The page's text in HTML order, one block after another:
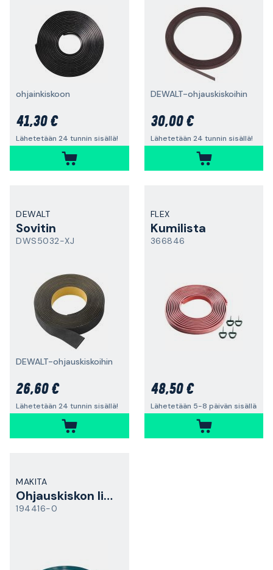
ohjainkiskoon
41,30 €
Lähetetään 24 tunnin sisällä!
DEWALT-ohjauskiskoihin
30,00 €
Lähetetään 24 tunnin sisällä!
DEWALT
Sovitin
DWS5032-XJ
DEWALT-ohjauskiskoihin
26,60 €
Lähetetään 24 tunnin sisällä!
FLEX
Kumilista
366846
48,50 €
Lähetetään 5-8 päivän sisällä
MAKITA
Ohjauskiskon liukuteippi
194416-0